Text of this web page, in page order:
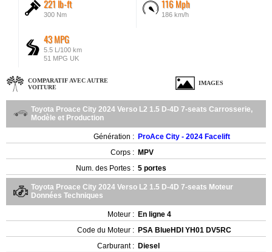
221 lb-ft
300 Nm
116 Mph
186 km/h
43 MPG
5.5 L/100 km
51 MPG UK
COMPARATIF AVEC AUTRE
VOITURE
IMAGES
Toyota Proace City 2024 Verso L2 1.5 D-4D 7-seats Carrosserie,
Modèle et Production
Génération : ProAce City - 2024 Facelift
Corps : MPV
Num. des Portes : 5 portes
Toyota Proace City 2024 Verso L2 1.5 D-4D 7-seats Moteur
Données Techniques
Moteur : En ligne 4
Code du Moteur : PSA BlueHDI YH01 DV5RC
Carburant : Diesel